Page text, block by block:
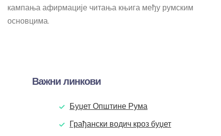
кампања афирмације читања књига међу румским
основцима.
Важни линкови
Буџет Општине Рума
Грађански водич кроз буџет